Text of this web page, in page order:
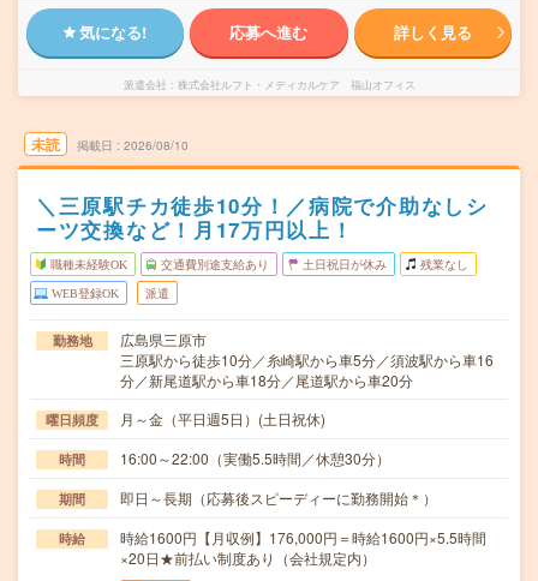
気になる! 応募へ進む 詳しく見る
派遣会社 株式会社ルフト・メディカルケア 福山オフィス
未読 掲載日 2026/08/10
＼三原駅チカ徒歩10分！／病院で介助なしシ
ーツ交換など！月17万円以上！
職種未経験OK 交通費別途支給あり 土日祝日が休み 残業なし
WEB登録OK 派遣
勤務地
広島県三原市
三原駅から徒歩10分／糸崎駅から車5分／須波駅から車16
分／新尾道駅から車18分／尾道駅から車20分
曜日頻度 月～金（平日週5日）(土日祝休)
時間 16:00～22:00（実働5.5時間／休憩30分）
期間 即日～長期（応募後スピーディーに勤務開始＊）
時給
時給1600円【月収例】176,000円＝時給1600円×5.5時間
×20日★前払い制度あり（会社規定内）